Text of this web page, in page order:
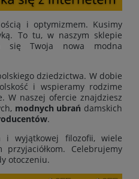
i optymizmem. Kusimy
To tu, w naszym sklepie
się Twoja nowa modna
dziedzictwa. W dobie
i wspieramy rodzime
W naszej ofercie znajdziesz
modnych ubrań damskich
.
i wyjątkowej filozofii, wiele
Celebrujemy
otoczeniu.